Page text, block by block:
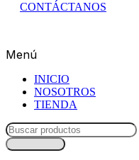
CONTÁCTANOS
Menú
INICIO
NOSOTROS
TIENDA
Búsqueda
de
productos